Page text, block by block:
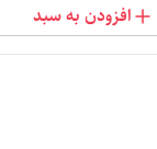
افزودن به سبد